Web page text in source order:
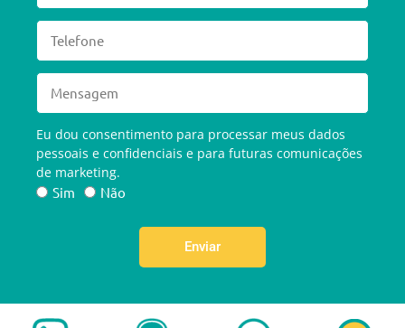
Eu dou consentimento para processar meus dados
pessoais e confidenciais e para futuras comunicações
de marketing.
Sim
Não
Enviar